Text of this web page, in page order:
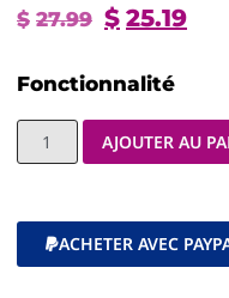
$ 27.99 $ 25.19
Fonctionnalité
AJOUTER AU
ACHETER AVEC